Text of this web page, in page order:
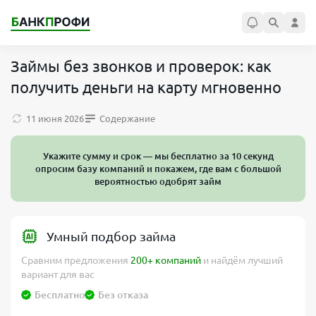
Займы без звонков и проверок: как
получить деньги на карту мгновенно
11 июня 2026 Содержание
Укажите сумму и срок — мы бесплатно за 10 секунд
опросим базу компаний и покажем, где вам с большой
вероятностью одобрят займ
Умный подбор займа
Сравним предложения 200+ компаний и найдём лучший
вариант для вас
Бесплатно
Без отказа